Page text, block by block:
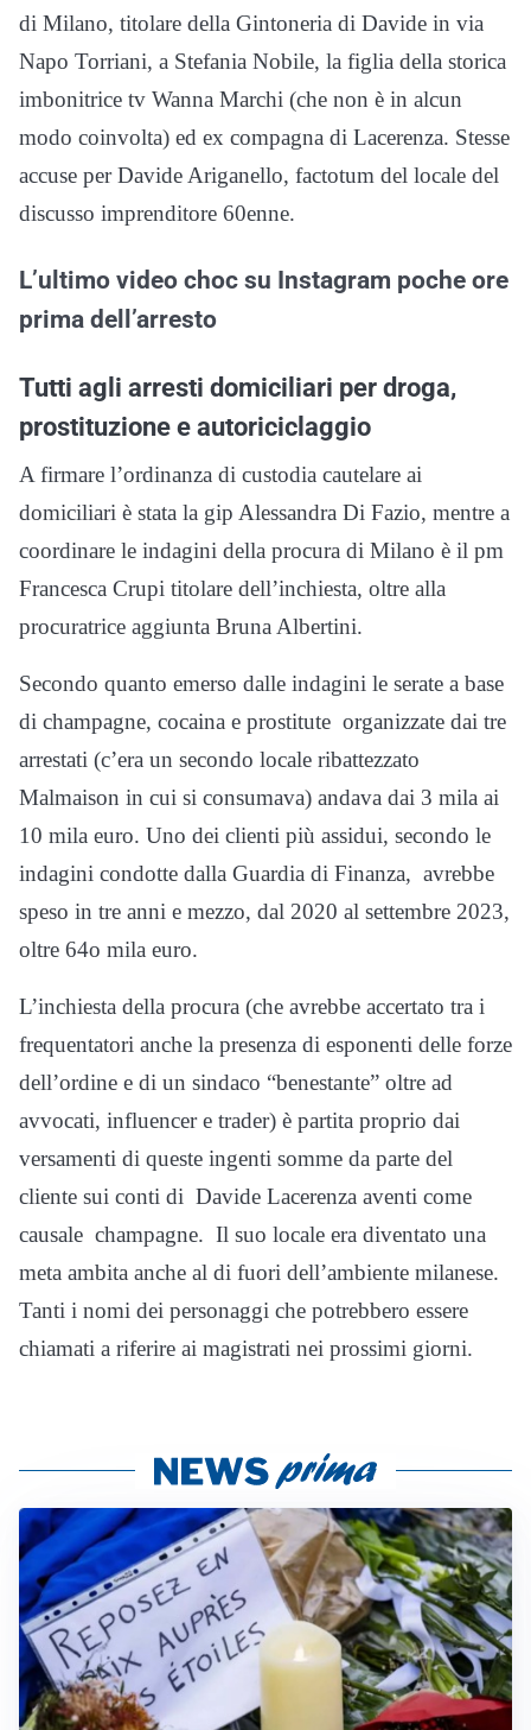
di Milano, titolare della Gintoneria di Davide in via
Napo Torriani, a Stefania Nobile, la figlia della storica
imbonitrice tv Wanna Marchi (che non è in alcun
modo coinvolta) ed ex compagna di Lacerenza. Stesse
accuse per Davide Ariganello, factotum del locale del
discusso imprenditore 60enne.
L’ultimo video choc su Instagram poche ore
prima dell’arresto
Tutti agli arresti domiciliari per droga,
prostituzione e autoriciclaggio
A firmare l’ordinanza di custodia cautelare ai
domiciliari è stata la gip Alessandra Di Fazio, mentre a
coordinare le indagini della procura di Milano è il pm
Francesca Crupi titolare dell’inchiesta, oltre alla
procuratrice aggiunta Bruna Albertini.
Secondo quanto emerso dalle indagini le serate a base
di champagne, cocaina e prostitute organizzate dai tre
arrestati (c’era un secondo locale ribattezzato
Malmaison in cui si consumava) andava dai 3 mila ai
10 mila euro. Uno dei clienti più assidui, secondo le
indagini condotte dalla Guardia di Finanza, avrebbe
speso in tre anni e mezzo, dal 2020 al settembre 2023,
oltre 64o mila euro.
L’inchiesta della procura (che avrebbe accertato tra i
frequentatori anche la presenza di esponenti delle forze
dell’ordine e di un sindaco “benestante” oltre ad
avvocati, influencer e trader) è partita proprio dai
versamenti di queste ingenti somme da parte del
cliente sui conti di Davide Lacerenza aventi come
causale champagne. Il suo locale era diventato una
meta ambita anche al di fuori dell’ambiente milanese.
Tanti i nomi dei personaggi che potrebbero essere
chiamati a riferire ai magistrati nei prossimi giorni.